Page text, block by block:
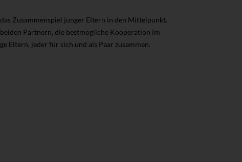
Zusammenspiel junger Eltern in den Mittelpunkt.
Partnern, die bestmögliche Kooperation im
Eltern, jeder für sich und als Paar zusammen.